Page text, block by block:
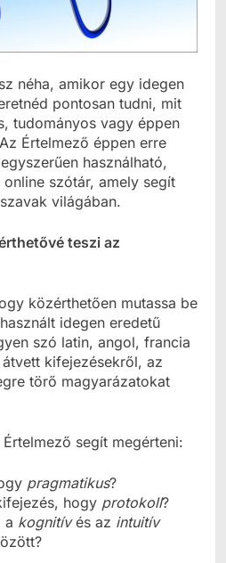
néha, amikor egy idegen
pontosan tudni, mit
tudományos vagy éppen
Értelmező éppen erre
használható,
szótár, amely segít
világában.
teszi az
közérthetően mutassa be
idegen eredetű
szó latin, angol, francia
kifejezésekről, az
törő magyarázatokat
segít megérteni:
pragmatikus?
hogy protokoll?
a kognitívés az intuitív